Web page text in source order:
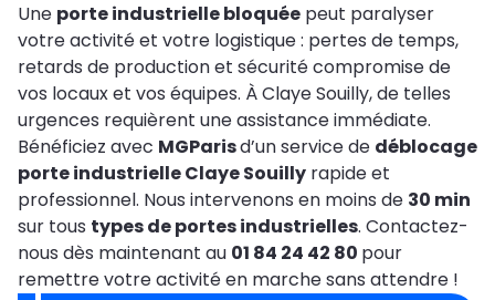
Une porte industrielle bloquée peut paralyser
votre activité et votre logistique : pertes de temps,
retards de production et sécurité compromise de
vos locaux et vos équipes. À Claye Souilly, de telles
urgences requièrent une assistance immédiate.
Bénéficiez avec MGParisd’un service de déblocage
porte industrielle Claye Souilly rapide et
professionnel. Nous intervenons en moins de 30 min
sur tous types de portes industrielles. Contactez-
nous dès maintenant au 01 84 24 42 80 pour
remettre votre activité en marche sans attendre !